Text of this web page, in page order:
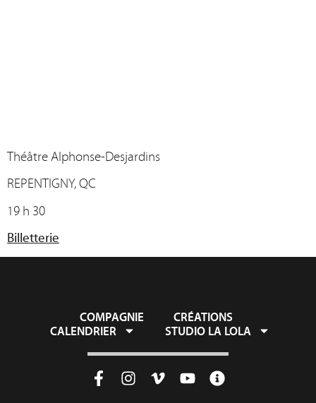
Théâtre Alphonse-Desjardins
REPENTIGNY, QC
19 h 30
Billetterie
COMPAGNIE
CRÉATIONS
CALENDRIER
STUDIO LA LOLA